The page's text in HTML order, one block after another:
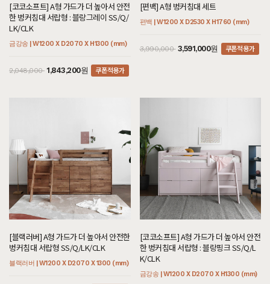
[코코소프트] A형 가드가 더 높아서 안전
한 벙커침대 서랍형 : 블랑그레이 SS/Q/
LK/CLK
금강송 | W1200 X D2070 X H1300 (mm)
2,048,000 1,843,200원 쿠폰적용가
[편백] A형 벙커침대 세트
편백 | W1200 X D2530 X H1760 (mm)
3,990,000 3,591,000원 쿠폰적용가
[블랙러버] A형 가드가 더 높아서 안전한
벙커침대 서랍형 SS/Q/LK/CLK
블랙러버 | W1200 X D2070 X 1300 (mm)
[코코소프트] A형 가드가 더 높아서 안전
한 벙커침대 서랍형 : 블랑핑크 SS/Q/L
K/CLK
금강송 | W1200 X D2070 X H1300 (mm)